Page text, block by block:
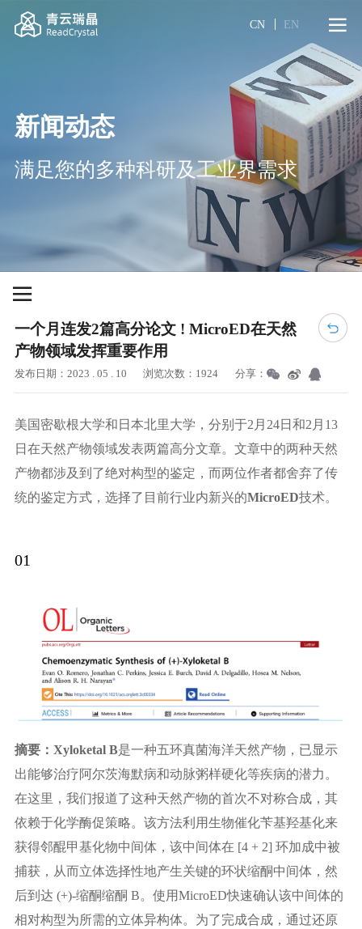
CN EN
新闻动态
满足您的多种科研及工业界需求
一个月连发2篇高分论文 ! MicroED在天然
产物领域发挥重要作用
发布日期：2023 . 05 . 10 浏览次数：1924 分享：
美国密歇根大学和日本北里大学，分别于2月24日和2月13
日在天然产物领域发表两篇高分文章。文章中的两种天然
产物都涉及到了绝对构型的鉴定，而两位作者都舍弃了传
统的鉴定方式，选择了目前行业内新兴的MicroED技术。
01
摘要：Xyloketal B是一种五环真菌海洋天然产物，已显示
出能够治疗阿尔茨海默病和动脉粥样硬化等疾病的潜力。
在这里，我们报道了这种天然产物的首次不对称合成，其
依赖于化学酶促策略。该方法利用生物催化苄基羟基化来
获得邻醌甲基化物中间体，该中间体在 [4 + 2] 环加成中被
捕获，从而立体选择性地产生关键的环状缩酮中间体，然
后到达 (+)-缩酮缩酮 B。使用MicroED快速确认该中间体的
相对构型为所需的立体异构体。为了完成合成，通过还原